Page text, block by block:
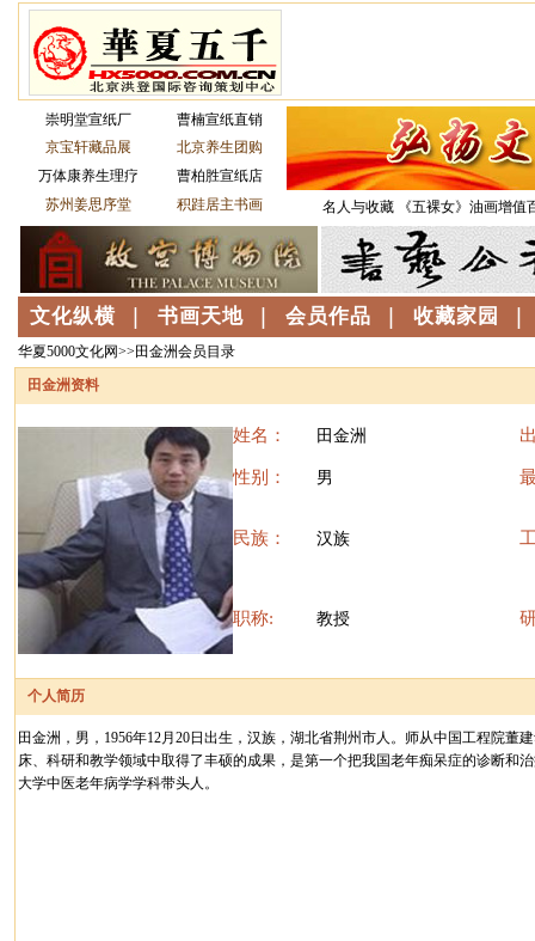
华夏5000文化网>>田金洲会员目录
田金洲资料
姓名： 田金洲
性别： 男
民族： 汉族
职称: 教授
个人简历
田金洲，男，1956年12月20日出生，汉族，湖北省荆州市人。师从中国工程院董
床、科研和教学领域中取得了丰硕的成果，是第一个把我国老年痴呆症的诊断和
大学中医老年病学学科带头人。